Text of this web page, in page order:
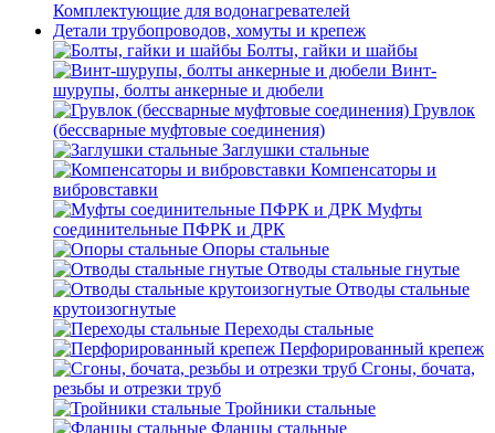
Комплектующие для водонагревателей
Детали трубопроводов, хомуты и крепеж
Болты, гайки и шайбы
Винт-
шурупы, болты анкерные и дюбели
Грувлок
(бессварные муфтовые соединения)
Заглушки стальные
Компенсаторы и
вибровставки
Муфты
соединительные ПФРК и ДРК
Опоры стальные
Отводы стальные гнутые
Отводы стальные
крутоизогнутые
Переходы стальные
Перфорированный крепеж
Сгоны, бочата,
резьбы и отрезки труб
Тройники стальные
Фланцы стальные